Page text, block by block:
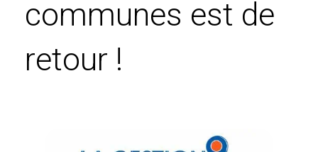
communes est de
retour !